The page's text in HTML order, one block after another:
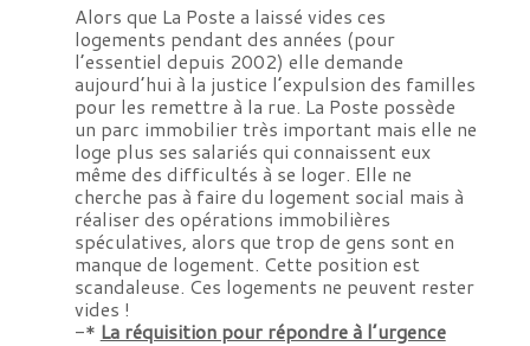
Alors que La Poste a laissé vides ces
logements pendant des années (pour
l’essentiel depuis 2002) elle demande
aujourd’hui à la justice l’expulsion des familles
pour les remettre à la rue. La Poste possède
un parc immobilier très important mais elle ne
loge plus ses salariés qui connaissent eux
même des difficultés à se loger. Elle ne
cherche pas à faire du logement social mais à
réaliser des opérations immobilières
spéculatives, alors que trop de gens sont en
manque de logement. Cette position est
scandaleuse. Ces logements ne peuvent rester
vides !
-* La réquisition pour répondre à l’urgence